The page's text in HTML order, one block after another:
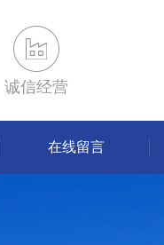
诚信经营
在线留言